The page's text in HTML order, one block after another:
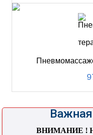
ВНИМАНИЕ ! На